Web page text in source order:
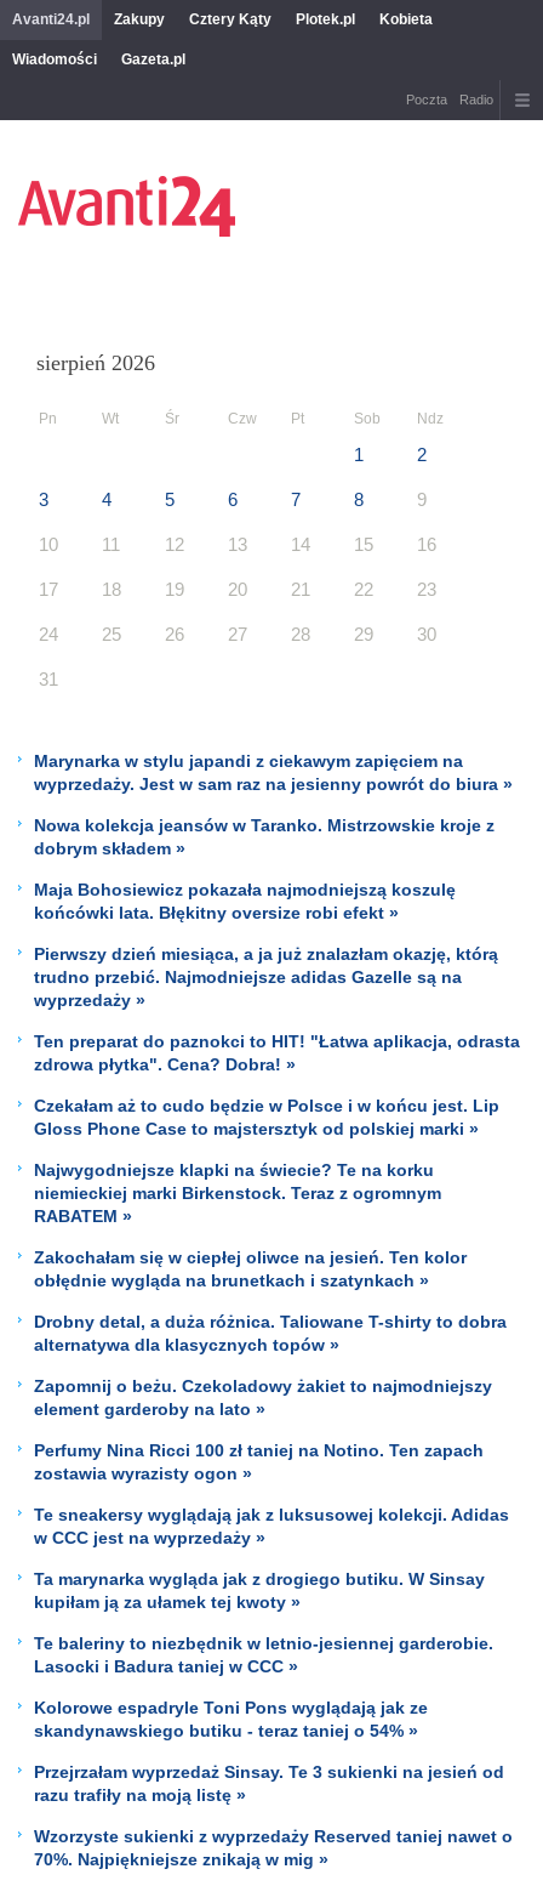
Avanti24.pl Zakupy Cztery Kąty Plotek.pl Kobieta
Wiadomości Gazeta.pl
Poczta Radio
sierpień 2026
Pn Wt Śr Czw Pt Sob Ndz
1 2
3 4 5 6 7 8 9
10 11 12 13 14 15 16
17 18 19 20 21 22 23
24 25 26 27 28 29 30
31
Marynarka w stylu japandi z ciekawym zapięciem na
wyprzedaży. Jest w sam raz na jesienny powrót do biura »
Nowa kolekcja jeansów w Taranko. Mistrzowskie kroje z
dobrym składem »
Maja Bohosiewicz pokazała najmodniejszą koszulę
końcówki lata. Błękitny oversize robi efekt »
Pierwszy dzień miesiąca, a ja już znalazłam okazję, którą
trudno przebić. Najmodniejsze adidas Gazelle są na
wyprzedaży »
Ten preparat do paznokci to HIT! "Łatwa aplikacja, odrasta
zdrowa płytka". Cena? Dobra! »
Czekałam aż to cudo będzie w Polsce i w końcu jest. Lip
Gloss Phone Case to majstersztyk od polskiej marki »
Najwygodniejsze klapki na świecie? Te na korku
niemieckiej marki Birkenstock. Teraz z ogromnym
RABATEM »
Zakochałam się w ciepłej oliwce na jesień. Ten kolor
obłędnie wygląda na brunetkach i szatynkach »
Drobny detal, a duża różnica. Taliowane T-shirty to dobra
alternatywa dla klasycznych topów »
Zapomnij o beżu. Czekoladowy żakiet to najmodniejszy
element garderoby na lato »
Perfumy Nina Ricci 100 zł taniej na Notino. Ten zapach
zostawia wyrazisty ogon »
Te sneakersy wyglądają jak z luksusowej kolekcji. Adidas
w CCC jest na wyprzedaży »
Ta marynarka wygląda jak z drogiego butiku. W Sinsay
kupiłam ją za ułamek tej kwoty »
Te baleriny to niezbędnik w letnio-jesiennej garderobie.
Lasocki i Badura taniej w CCC »
Kolorowe espadryle Toni Pons wyglądają jak ze
skandynawskiego butiku - teraz taniej o 54% »
Przejrzałam wyprzedaż Sinsay. Te 3 sukienki na jesień od
razu trafiły na moją listę »
Wzorzyste sukienki z wyprzedaży Reserved taniej nawet o
70%. Najpiękniejsze znikają w mig »